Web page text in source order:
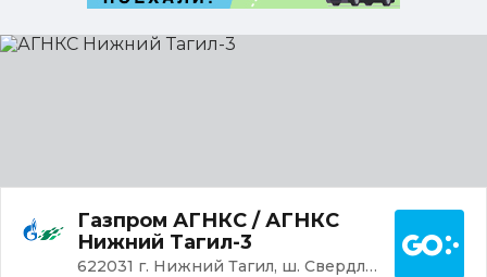
АГНКС
Газпром АГНКС / АГНКС
Нижний Тагил-3
622031 г. Нижний Тагил, ш. Свердловское, 11А